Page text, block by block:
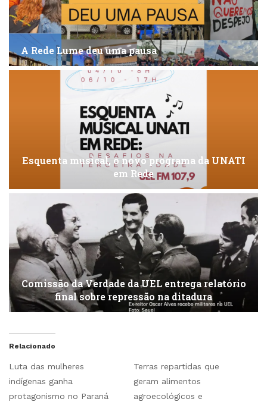
A Rede Lume deu uma pausa
Esquenta musical, o novo programa da UNATI
em Rede
Comissão da Verdade da UEL entrega relatório
final sobre repressão na ditadura
Relacionado
Luta das mulheres
indígenas ganha
protagonismo no Paraná
Terras repartidas que
geram alimentos
agroecológicos e